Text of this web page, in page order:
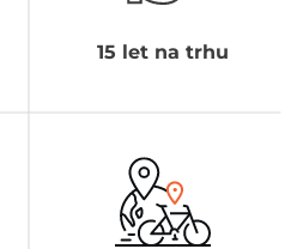
15 let na trhu